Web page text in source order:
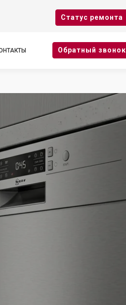
Cтатус ремонта
Oбратный звонок